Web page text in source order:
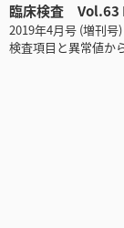
臨床検査 Vol.63
2019年4月号 (増刊号)
検査項目と異常値か